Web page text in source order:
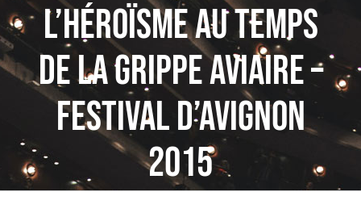
L’Héroïsme au temps
de la grippe aviaire –
Festival d’Avignon
2015